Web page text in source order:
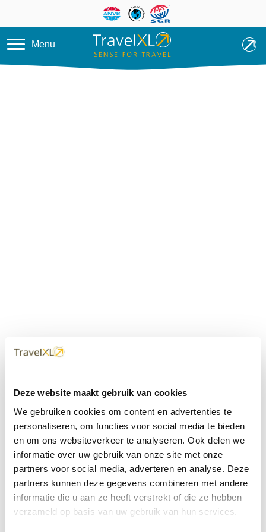
Deze website maakt gebruik van cookies
We gebruiken cookies om content en advertenties te
personaliseren, om functies voor social media te bieden
en om ons websiteverkeer te analyseren. Ook delen we
informatie over uw gebruik van onze site met onze
partners voor social media, adverteren en analyse. Deze
partners kunnen deze gegevens combineren met andere
informatie die u aan ze heeft verstrekt of die ze hebben
verzameld op basis van uw gebruik van hun services.
Overslaan en naar de inhoud
Menu
dichtbij
Met 60+ verkooppunten in Nederland en België staan wij
met onze XL Travelcenters, mobiele reisadviseurs van
TravelXL@Home en deze website altijd voor uw vakantie
klaar.
• Ontzorgen van A-Z • Onafhankelijk advies • Maatwerk •
Bespaar tijd en stress
TravelXLreisbureau's